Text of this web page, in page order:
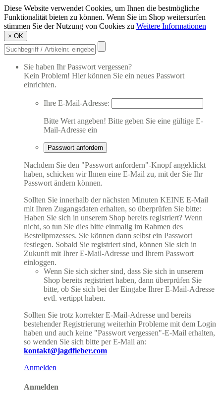
Diese Website verwendet Cookies, um Ihnen die bestmögliche
Funktionalität bieten zu können. Wenn Sie im Shop weitersurfen
stimmen Sie der Nutzung von Cookies zu Weitere Informationen
× OK
Sie haben Ihr Passwort vergessen?
Kein Problem! Hier können Sie ein neues Passwort
einrichten.
Ihre E-Mail-Adresse:
Bitte Wert angeben! Bitte geben Sie eine gültige E-
Mail-Adresse ein
Passwort anfordern
Nachdem Sie den "Passwort anfordern"-Knopf angeklickt
haben, schicken wir Ihnen eine E-Mail zu, mit der Sie Ihr
Passwort ändern können.
Sollten Sie innerhalb der nächsten Minuten KEINE E-Mail
mit Ihren Zugangsdaten erhalten, so überprüfen Sie bitte:
Haben Sie sich in unserem Shop bereits registriert? Wenn
nicht, so tun Sie dies bitte einmalig im Rahmen des
Bestellprozesses. Sie können dann selbst ein Passwort
festlegen. Sobald Sie registriert sind, können Sie sich in
Zukunft mit Ihrer E-Mail-Adresse und Ihrem Passwort
einloggen.
Wenn Sie sich sicher sind, dass Sie sich in unserem
Shop bereits registriert haben, dann überprüfen Sie
bitte, ob Sie sich bei der Eingabe Ihrer E-Mail-Adresse
evtl. vertippt haben.
Sollten Sie trotz korrekter E-Mail-Adresse und bereits
bestehender Registrierung weiterhin Probleme mit dem Login
haben und auch keine "Passwort vergessen"-E-Mail erhalten,
so wenden Sie sich bitte per E-Mail an:
kontakt@jagdfieber.com
Anmelden
Anmelden